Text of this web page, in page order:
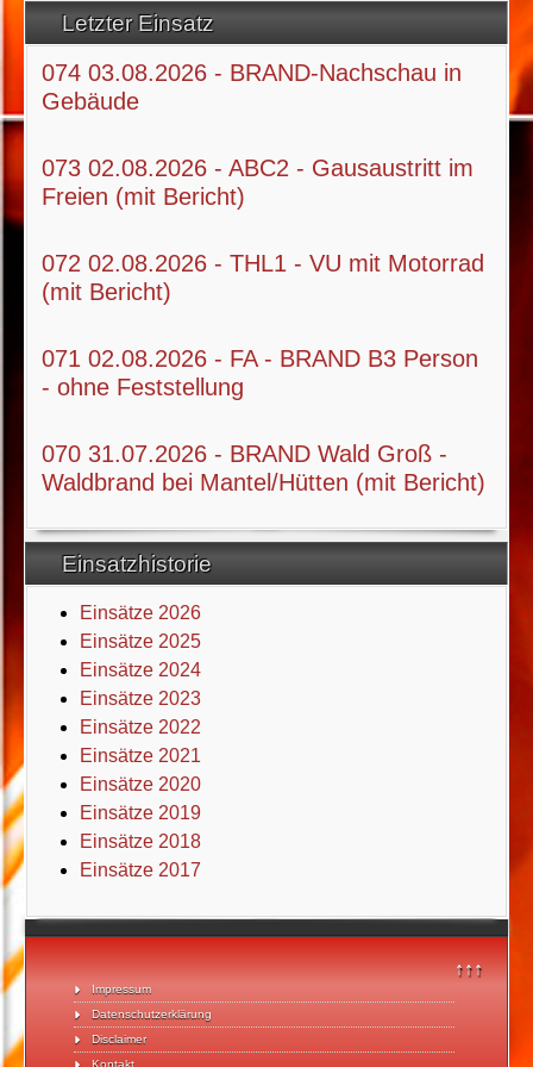
↑↑↑
Impressum
Datenschutzerklärung
Disclaimer
Kontakt
Letzter Einsatz
074 03.08.2026 - BRAND-Nachschau in
Gebäude
073 02.08.2026 - ABC2 - Gausaustritt im
Freien (mit Bericht)
072 02.08.2026 - THL1 - VU mit Motorrad
(mit Bericht)
071 02.08.2026 - FA - BRAND B3 Person
- ohne Feststellung
070 31.07.2026 - BRAND Wald Groß -
Waldbrand bei Mantel/Hütten (mit Bericht)
Einsatzhistorie
Einsätze 2026
Einsätze 2025
Einsätze 2024
Einsätze 2023
Einsätze 2022
Einsätze 2021
Einsätze 2020
Einsätze 2019
Einsätze 2018
Einsätze 2017